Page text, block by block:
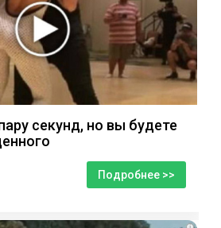
секунд, но вы будете
Подробнее >>